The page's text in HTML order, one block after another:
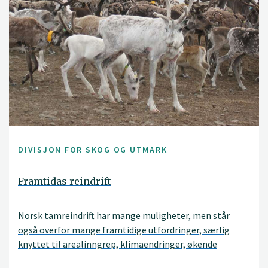
DIVISJON FOR SKOG OG UTMARK
Framtidas reindrift
Norsk tamreindrift har mange muligheter, men står
også overfor mange framtidige utfordringer, særlig
knyttet til arealinngrep, klimaendringer, økende